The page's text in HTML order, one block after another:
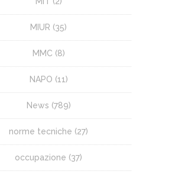
MIUR (35)
MMC (8)
NAPO (11)
News (789)
norme tecniche (27)
occupazione (37)